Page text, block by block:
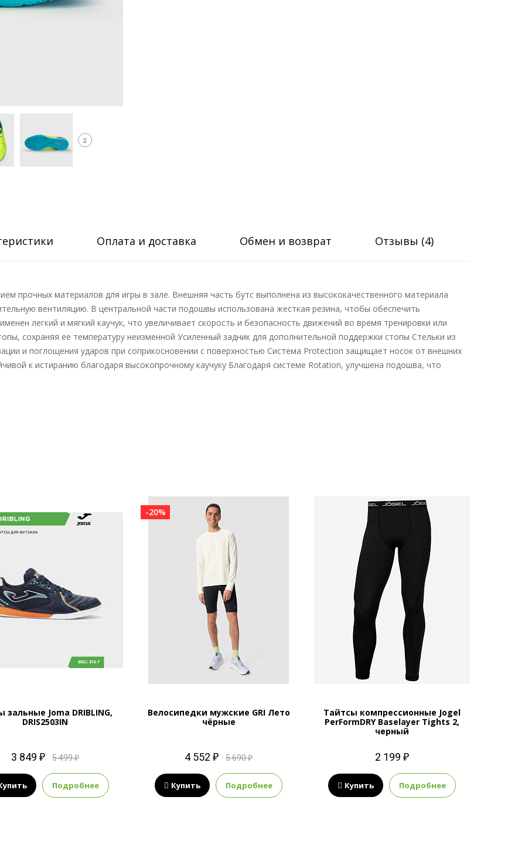
Оплата и доставка Обмен и возврат Отзывы (4)
прочных материалов для игры в зале. Внешняя часть бутс выполнена из высококачественного материала
вентиляцию. В центральной части подошвы использована жесткая резина, чтобы обеспечить
легкий и мягкий каучук, что увеличивает скорость и безопасность движений во время тренировки или
сохраняя ее температуру неизменной Усиленный задник для дополнительной поддержки стопы Стельки из
и поглощения ударов при соприкосновении с поверхностью Система Protection защищает носок от внешних
к истиранию благодаря высокопрочному каучуку Благодаря системе Rotation, улучшена подошва, что
зальные Joma DRIBLING,
DRIS2503IN
3 849 ₽ 5 499 ₽
Подробнее
-20%
Велосипедки мужские GRI Лето
чёрные
4 552 ₽ 5 690 ₽
Купить Подробнее
Тайтсы компрессионные Jogel
PerFormDRY Baselayer Tights 2,
черный
2 199 ₽
Купить Подробнее